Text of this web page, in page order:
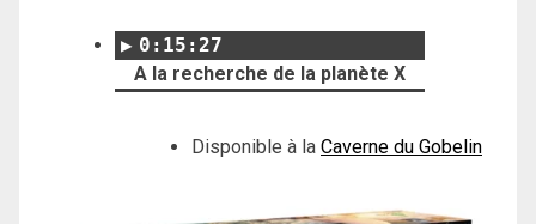
0:15:27
A la recherche de la planète X
Disponible à la Caverne du Gobelin